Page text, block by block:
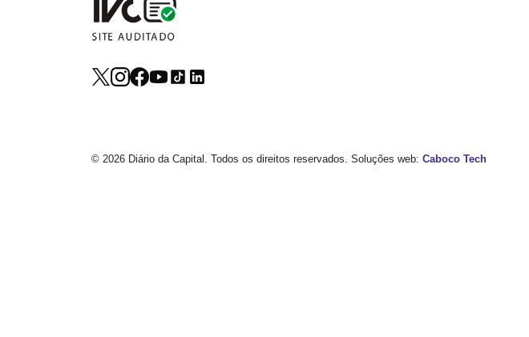
© 2026 Diário da Capital. Todos os direitos reservados. Soluções web: Caboco Tech